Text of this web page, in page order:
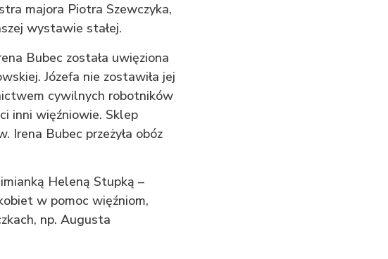
majora Piotra Szewczyka,
wystawie stałej.
Bubec została uwięziona
Józefa nie zostawiła jej
cywilnych robotników
inni więźniowie. Sklep
Irena Bubec przeżyła obóz
Heleną Stupką –
w pomoc więźniom,
np. Augusta